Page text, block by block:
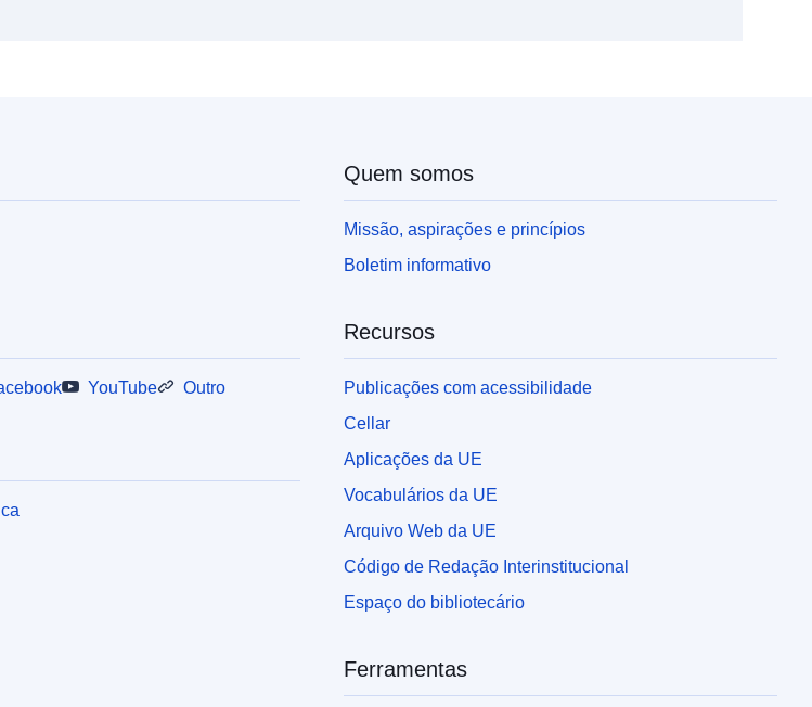
YouTube Outro
Quem somos
Missão, aspirações e princípios
Boletim informativo
Recursos
Publicações com acessibilidade
Cellar
Aplicações da UE
Vocabulários da UE
Arquivo Web da UE
Código de Redação Interinstitucional
Espaço do bibliotecário
Ferramentas